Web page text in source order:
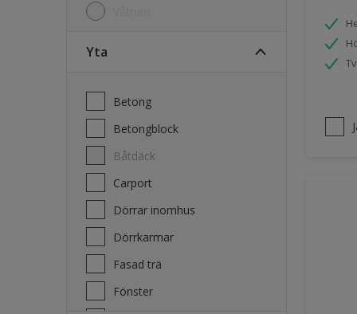
Yta
Betong
Betongblock
Båtdäck
Carport
Dörrar inomhus
Dörrkarmar
Fasad trä
Fönster